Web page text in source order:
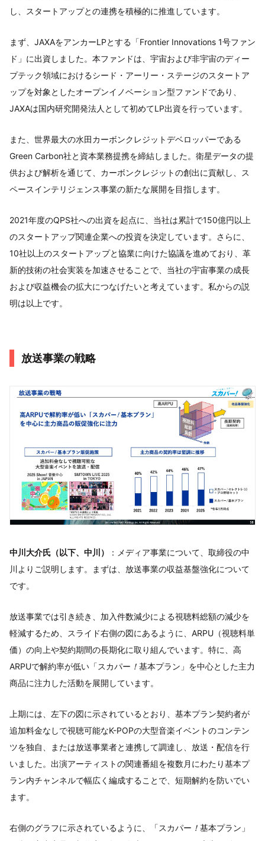
し、スタートアップとの連携を積極的に推進しています。
まず、JAXAをアンカーLPとする「Frontier Innovations 1号ファン
ド」に出資しました。本ファンドは、宇宙および非宇宙のディー
プテック領域におけるシード・アーリー・ステージのスタートア
ップを対象としたオープンイノベーション型ファンドであり、
JAXAは国内研究開発法人として初めてLP出資を行っています。
また、世界最大の水田カーボンクレジットデベロッパーである
Green Carbon社と資本業務提携を締結しました。衛星データの提
供および解析を通じて、カーボンクレジットの創出に貢献し、ス
ペースインテリジェンス事業の新たな展開を目指します。
2021年度のQPS社への出資を起点に、当社は累計で150億円以上
のスタートアップ関連企業への投資を決定しています。さらに、
10社以上のスタートアップと協業に向けた協議を進めており、革
新的技術の社会実装を加速させることで、当社の宇宙事業の成長
および収益機会の拡大につなげたいと考えています。私からの説
明は以上です。
放送事業の戦略
中川大介氏（以下、中川）
：メディア事業について、取締役の中
川よりご説明します。まずは、放送事業の収益基盤強化について
です。
放送事業では引き続き、加入件数減少による視聴料総額の減少を
軽減するため、スライド右側の図にあるように、ARPU（視聴料単
価）の向上や契約期間の長期化に取り組んでいます。特に、高
ARPUで解約率が低い「スカパー ！ 基本プラン」を中心とした主力
商品に注力した活動を展開しています。
上期には、左下の図に示されているとおり、基本プラン契約者が
追加料金なしで視聴可能なK-POPの大型音楽イベントのコンテン
ツを独自、または放送事業者と連携して調達し、放送・配信を行
いました。出演アーティストの関連番組を複数月にわたり基本プ
ラン内チャンネルで幅広く編成することで、短期解約を防いでい
ます。
右側のグラフに示されているように、「スカパー ！ 基本プラン」